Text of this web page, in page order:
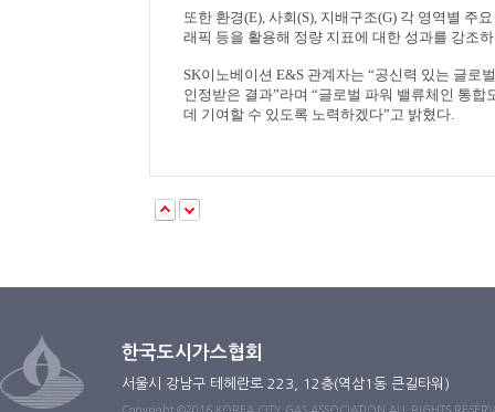
또한 환경(E), 사회(S), 지배구조(G) 각 영역별 주
래픽 등을 활용해 정량 지표에 대한 성과를 강조
SK이노베이션 E&S 관계자는 “공신력 있는 글로
인정받은 결과”라며 “글로벌 파워 밸류체인 통합
데 기여할 수 있도록 노력하겠다”고 밝혔다.
한국도시가스협회
서울시 강남구 테헤란로 223, 12층(역삼1동 큰길타워)
Copyright ©2016 KOREA CITY GAS ASSOCIATION ALL RIGHTS